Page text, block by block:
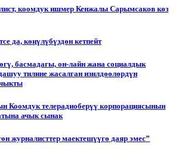
коомдук ишмер Кенжалы Сарымсаков көз
да, көңүлүбүздөн кетпейт
басмадагы, он-лайн жана социалдык
тилине жасалган изилдөөлөрдүн
чыкты
Коомдук телерадиоберүү корпорациясынын
ачык сынак
журналисттер маектешүүгө даяр эмес”